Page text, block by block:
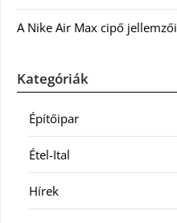
A Nike Air Max cipő jellemzői
Kategóriák
Építőipar
Étel-Ital
Hírek